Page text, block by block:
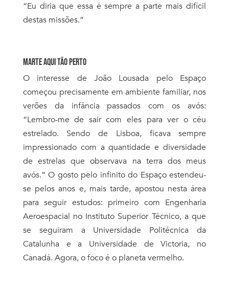
“Eu diria que essa é sempre a parte mais difícil
destas missões.”
MARTE AQUI TÃO PERTO
O interesse de João Lousada pelo Espaço
começou precisamente em ambiente familiar, nos
verões da infância passados com os avós:
“Lembro-me de sair com eles para ver o céu
estrelado. Sendo de Lisboa, ficava sempre
impressionado com a quantidade e diversidade
de estrelas que observava na terra dos meus
avós.” O gosto pelo infinito do Espaço estendeu-
se pelos anos e, mais tarde, apostou nesta área
para seguir estudos: primeiro com Engenharia
Aeroespacial no Instituto Superior Técnico, a que
se seguiram a Universidade Politécnica da
Catalunha e a Universidade de Victoria, no
Canadá. Agora, o foco é o planeta vermelho.